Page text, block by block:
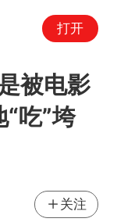
打开
被电影
吃”垮
关注